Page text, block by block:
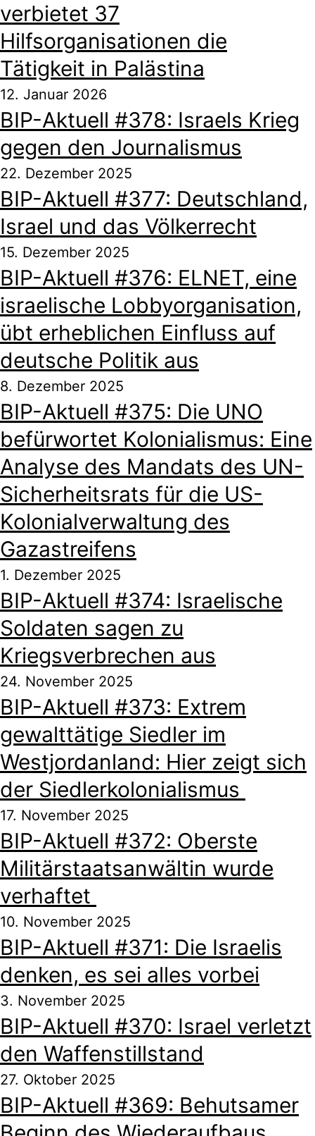
verbietet 37
Hilfsorganisationen die
Tätigkeit in Palästina
12. Januar 2026
BIP-Aktuell #378: Israels Krieg
gegen den Journalismus
22. Dezember 2025
BIP-Aktuell #377: Deutschland,
Israel und das Völkerrecht
15. Dezember 2025
BIP-Aktuell #376: ELNET, eine
israelische Lobbyorganisation,
übt erheblichen Einfluss auf
deutsche Politik aus
8. Dezember 2025
BIP-Aktuell #375: Die UNO
befürwortet Kolonialismus: Eine
Analyse des Mandats des UN-
Sicherheitsrats für die US-
Kolonialverwaltung des
Gazastreifens
1. Dezember 2025
BIP-Aktuell #374: Israelische
Soldaten sagen zu
Kriegsverbrechen aus
24. November 2025
BIP-Aktuell #373: Extrem
gewalttätige Siedler im
Westjordanland: Hier zeigt sich
der Siedlerkolonialismus
17. November 2025
BIP-Aktuell #372: Oberste
Militärstaatsanwältin wurde
verhaftet
10. November 2025
BIP-Aktuell #371: Die Israelis
denken, es sei alles vorbei
3. November 2025
BIP-Aktuell #370: Israel verletzt
den Waffenstillstand
27. Oktober 2025
BIP-Aktuell #369: Behutsamer